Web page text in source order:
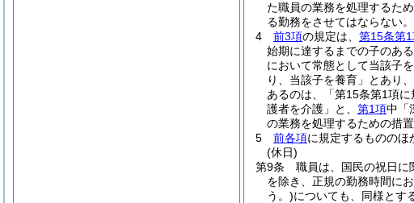
た職員の業務を処理するた
る勤務をさせてはならない。
4
前3項の規定は、 第15条第
始期に達するまでの子のあ
において常態として当該子
り、当該子を養育」とあり
あるのは、「第15条第1項
護者を介護」と、 第1項中「
の業務を処理するための措
5
前各項に規定するもののほ
(休日)
第9条
職員は、国民の祝日に
を除き、正規の勤務時間に
う。)についても、同様とす